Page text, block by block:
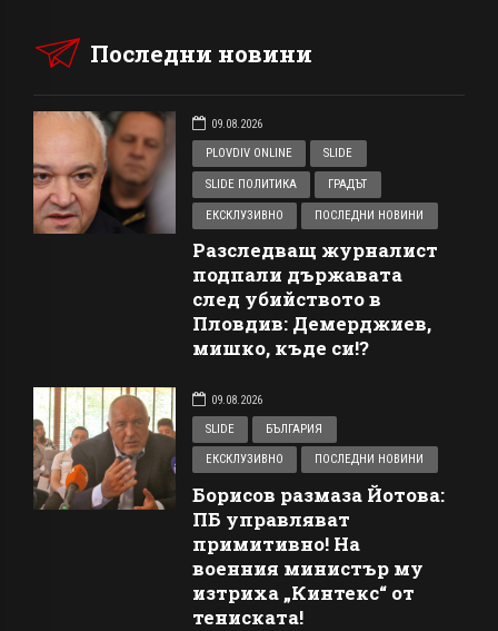
Последни новини
09.08.2026
PLOVDIV ONLINE
SLIDE
SLIDE ПОЛИТИКА ГРАДЪТ
ЕКСКЛУЗИВНО ПОСЛЕДНИ НОВИНИ
Разследващ журналист
подпали държавата
след убийството в
Пловдив: Демерджиев,
мишко, къде си!?
09.08.2026
SLIDE
БЪЛГАРИЯ
ЕКСКЛУЗИВНО ПОСЛЕДНИ НОВИНИ
Борисов размаза Йотова:
ПБ управляват
примитивно! На
военния министър му
изтриха „Кинтекс“ от
тениската!